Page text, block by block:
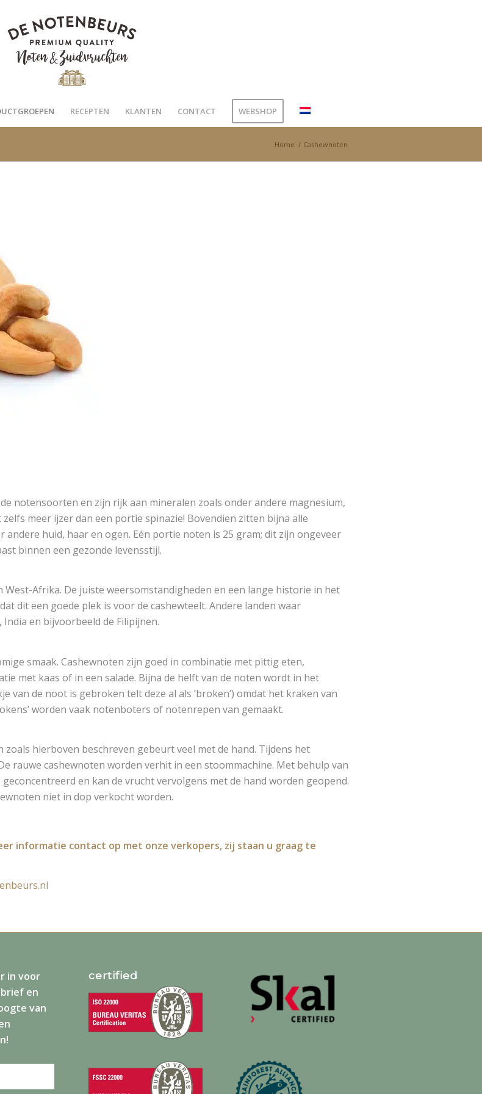
RECEPTEN KLANTEN CONTACT WEBSHOP
Home / Cashewnoten
notensoorten en zijn rijk aan mineralen zoals onder andere magnesium,
meer ijzer dan een portie spinazie! Bovendien zitten bijna alle
andere huid, haar en ogen. Eén portie noten is 25 gram; dit zijn ongeveer
binnen een gezonde levensstijl.
West-Afrika. De juiste weersomstandigheden en een lange historie in het
dit een goede plek is voor de cashewteelt. Andere landen waar
en bijvoorbeeld de Filipijnen.
smaak. Cashewnoten zijn goed in combinatie met pittig eten,
met kaas of in een salade. Bijna de helft van de noten wordt in het
van de noot is gebroken telt deze al als ‘broken’) omdat het kraken van
worden vaak notenboters of notenrepen van gemaakt.
hierboven beschreven gebeurt veel met de hand. Tijdens het
rauwe cashewnoten worden verhit in een stoommachine. Met behulp van
en kan de vrucht vervolgens met de hand worden geopend.
niet in dop verkocht worden.
informatie contact op met onze verkopers, zij staan u graag te
in voor
en
van
certified